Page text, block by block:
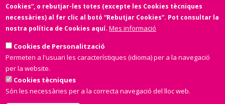
d'Economia Solidària,FETS – Finançament Ètic i Solidari,Associació
SinergiaTIC,Coop57i deFiare
Aquesta web ha estat desenvolupada per una entitat de l'Economia
Social i Solidària,
ànim de lucre.
Cookies”, o rebutjar-les totes (excepte les Cookies tècniques
necessàries) al fer clic al botó “Rebutjar Cookies”. Pot consultar la
nostra política de Cookies aquí. Mes informació
Cookies de Personalització
Permeten a l'usuari les característiques (idioma) per a la navegació
per la website.
Cookies tècniques
Són les necessàries per a la correcta navegació del lloc web.